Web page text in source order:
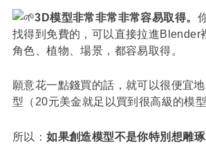
3D模型非常非常非常容易取得。
找得到免費的，可以直接拉進Blender
角色、植物、場景，都容易取得。
願意花一點錢買的話，就可以很便宜
型（20元美金就足以買到很高級的模型
所以：如果創造模型不是你特別想雕